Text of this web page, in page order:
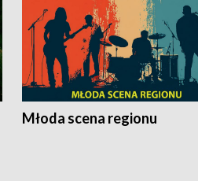
Młoda scena regionu